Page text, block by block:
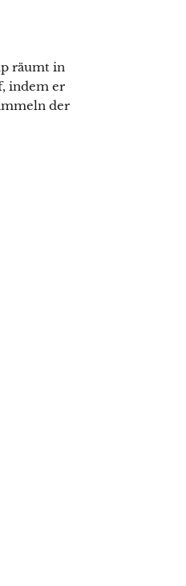
räumt in
indem er
der